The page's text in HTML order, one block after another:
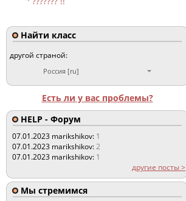
Найти класс
другой страной:
Россия [ru]
Есть ли у вас проблемы?
HELP - Форум
07.01.2023 marikshikov: 1
07.01.2023 marikshikov:2
07.01.2023 marikshikov: 1
другие посты >
Мы стремимся